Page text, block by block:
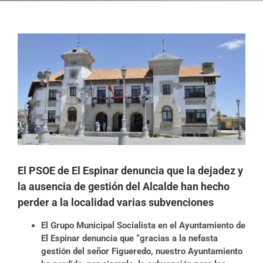
grande
El PSOE de El Espinar denuncia que la dejadez y
la ausencia de gestión del Alcalde han hecho
perder a la localidad varias subvenciones
El Grupo Municipal Socialista en el Ayuntamiento de
El Espinar denuncia que “gracias a la nefasta
gestión del señor Figueredo, nuestro Ayuntamiento